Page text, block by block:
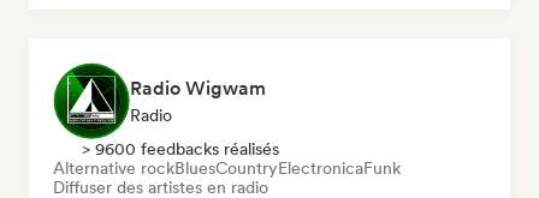
Radio Wigwam
Radio
> 9600 feedbacks réalisés
Alternative rockBluesCountryElectronicaFunk
Diffuser des artistes en radio